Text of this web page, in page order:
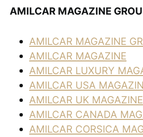
AMILCAR MAGAZINE
AMILCAR MAGAZINE
AMILCAR MAGAZINE
AMILCAR LUXURY
AMILCAR USA
AMILCAR UK MAGAZINE
AMILCAR CANADA
AMILCAR CORSICA